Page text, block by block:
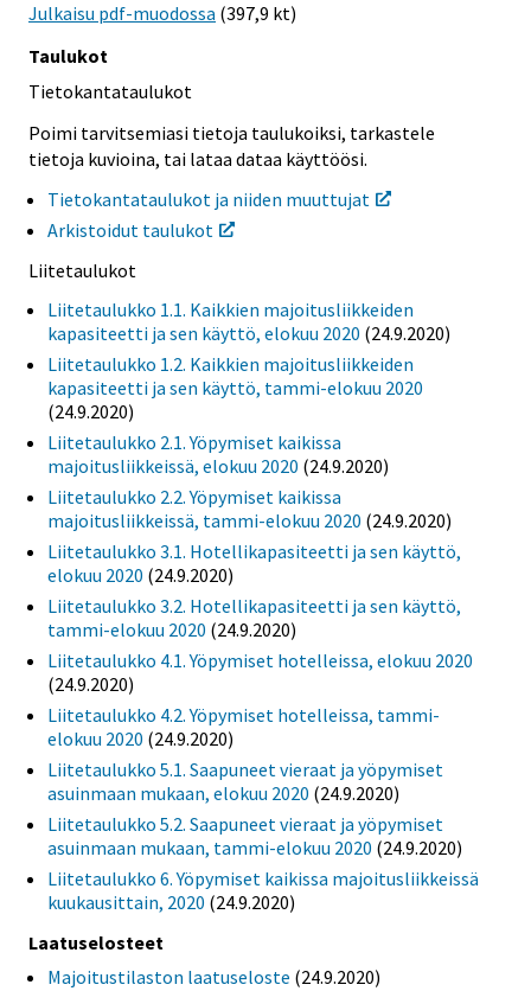
Julkaisu pdf-muodossa (397,9 kt)
Taulukot
Tietokantataulukot
Poimi tarvitsemiasi tietoja taulukoiksi, tarkastele
tietoja kuvioina, tai lataa dataa käyttöösi.
Tietokantataulukot ja niiden muuttujat
Arkistoidut taulukot
Liitetaulukot
Liitetaulukko 1.1. Kaikkien majoitusliikkeiden
kapasiteetti ja sen käyttö, elokuu 2020 (24.9.2020)
Liitetaulukko 1.2. Kaikkien majoitusliikkeiden
kapasiteetti ja sen käyttö, tammi-elokuu 2020
(24.9.2020)
Liitetaulukko 2.1. Yöpymiset kaikissa
majoitusliikkeissä, elokuu 2020 (24.9.2020)
Liitetaulukko 2.2. Yöpymiset kaikissa
majoitusliikkeissä, tammi-elokuu 2020 (24.9.2020)
Liitetaulukko 3.1. Hotellikapasiteetti ja sen käyttö,
elokuu 2020 (24.9.2020)
Liitetaulukko 3.2. Hotellikapasiteetti ja sen käyttö,
tammi-elokuu 2020 (24.9.2020)
Liitetaulukko 4.1. Yöpymiset hotelleissa, elokuu 2020
(24.9.2020)
Liitetaulukko 4.2. Yöpymiset hotelleissa, tammi-
elokuu 2020 (24.9.2020)
Liitetaulukko 5.1. Saapuneet vieraat ja yöpymiset
asuinmaan mukaan, elokuu 2020 (24.9.2020)
Liitetaulukko 5.2. Saapuneet vieraat ja yöpymiset
asuinmaan mukaan, tammi-elokuu 2020 (24.9.2020)
Liitetaulukko 6. Yöpymiset kaikissa majoitusliikkeissä
kuukausittain, 2020 (24.9.2020)
Laatuselosteet
Majoitustilaston laatuseloste (24.9.2020)